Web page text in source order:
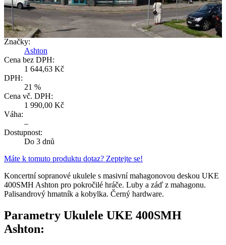
Číslo produktu:
EAN:
–
Značky:
Ashton
Cena bez DPH:
1 644,63 Kč
DPH:
21 %
Cena vč. DPH:
1 990,00 Kč
Váha:
–
Dostupnost:
Do 3 dnů
Máte k tomuto produktu dotaz? Zeptejte se!
Koncertní sopranové ukulele s masivní mahagonovou deskou UKE
400SMH Ashton pro pokročilé hráče. Luby a záď z mahagonu.
Palisandrový hmatník a kobylka. Černý hardware.
Parametry Ukulele UKE 400SMH
Ashton: